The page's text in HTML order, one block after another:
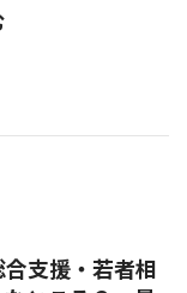
支援・若者相